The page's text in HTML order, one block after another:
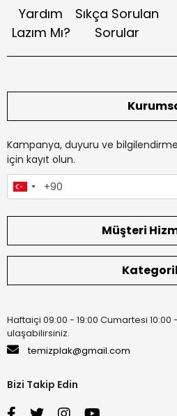
Yardım
Lazım Mı?
Sıkça Sorulan
Sorular
Kampanya, duyuru ve
için kayıt olun.
Müşteri
Haftaiçi 09:00 - 19:00 Cumartesi 10:00
ulaşabilirsiniz.
temizplak@gmail.com
Bizi Takip Edin